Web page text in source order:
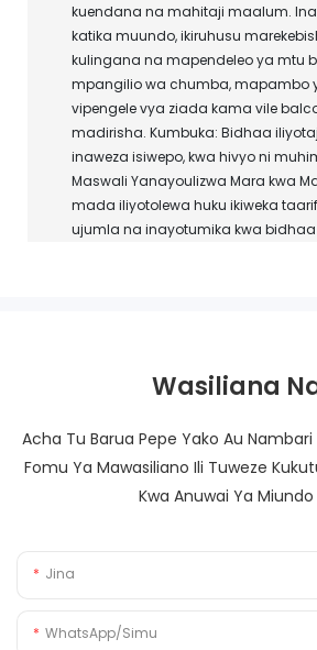
kuendana na mahitaji maalum.
katika muundo, ikiruhusu
kulingana na mapendeleo ya mtu
mpangilio wa chumba, mapambo
vipengele vya ziada kama vile
madirisha. Kumbuka: Bidhaa
inaweza isiwepo, kwa hivyo ni
Maswali Yanayoulizwa Mara kwa
mada iliyotolewa huku ikiweka
ujumla na inayotumika kwa
Wasiliana
Acha Tu Barua Pepe Yako Au
Fomu Ya Mawasiliano Ili Tuweze
Kwa Anuwai Ya
Jina
WhatsApp/Simu